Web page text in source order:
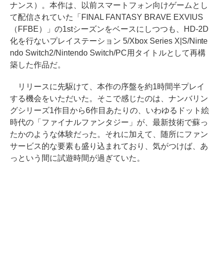
ナンス）。本作は、以前スマートフォン向けゲームとし
て配信されていた「FINAL FANTASY BRAVE EXVIUS
（FFBE）」の1stシーズンをベースにしつつも、HD-2D
化を行ないプレイステーション 5/Xbox Series X|S/Ninte
ndo Switch2/Nintendo Switch/PC用タイトルとして再構
築した作品だ。
リリースに先駆けて、本作の序盤を約1時間半プレイ
する機会をいただいた。そこで感じたのは、ナンバリン
グシリーズ1作目から6作目あたりの、いわゆるドット絵
時代の「ファイナルファンタジー」が、最新技術で蘇っ
たかのような体験だった。それに加えて、随所にファン
サービス的な要素も盛り込まれており、気がつけば、あ
っという間に試遊時間が過ぎていた。